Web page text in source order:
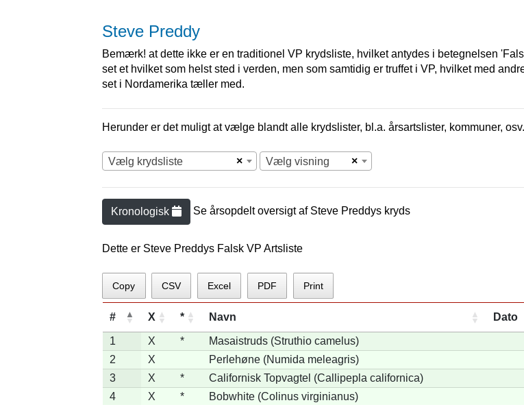
Steve Preddy
Bemærk! at dette ikke er en traditionel VP krydsliste, hvilket antydes i betegnelsen
set et hvilket som helst sted i verden, men som samtidig er truffet i VP, hvilket med
set i Nordamerika tæller med.
Herunder er det muligt at vælge blandt alle krydslister, bl.a. årsartslister, kommuner, osv.
×
Vælg krydsliste ×
Vælg visning
Kronologisk Se årsopdelt oversigt af Steve Preddys kryds
Dette er Steve Preddys Falsk VP Artsliste
Copy CSV Excel PDF Print
# X * Navn Dato
1 X *
Masaistruds (Struthio camelus)
2
X
Perlehøne (Numida meleagris)
3
X *
Californisk Topvagtel (Callipepla californica)
4
X *
Bobwhite (Colinus virginianus)